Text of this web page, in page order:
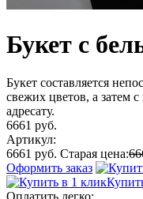
Букет с
Букет составляется
свежих цветов, а затем
адресату.
6661 руб.
Артикул:
6661 руб. Старая цена:
Оформить заказ